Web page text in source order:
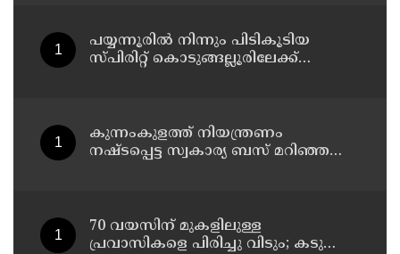
പയ്യന്നൂരിൽ നിന്നും പിടികൂടിയ
സ്പിരിറ്റ് കൊടുങ്ങല്ലൂരിലേക്ക്
കുന്നംകുളത്ത് നിയന്ത്രണം
നഷ്ടപ്പെട്ട സ്വകാര്യ ബസ് മറിഞ്ഞ
70 വയസിന് മുകളിലുള്ള
പ്രവാസികളെ പിരിച്ചു വിടും; കടുത്ത